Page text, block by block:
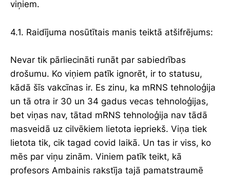
viņiem.
4.1. Raidījuma nosūtītais manis teiktā atšifrējums:
Nevar tik pārliecināti runāt par sabiedrības
drošumu. Ko viņiem patīk ignorēt, ir to statusu,
kādā šīs vakcīnas ir. Es zinu, ka mRNS tehnoloģija
un tā otra ir 30 un 34 gadus vecas tehnoloģijas,
bet viņas nav, tātad mRNS tehnoloģija nav tādā
masveidā uz cilvēkiem lietota iepriekš. Viņa tiek
lietota tik, cik tagad covid laikā. Un tas ir viss, ko
mēs par viņu zinām. Viniem patīk teikt, kā
profesors Ambainis rakstīja tajā pamatstraumē